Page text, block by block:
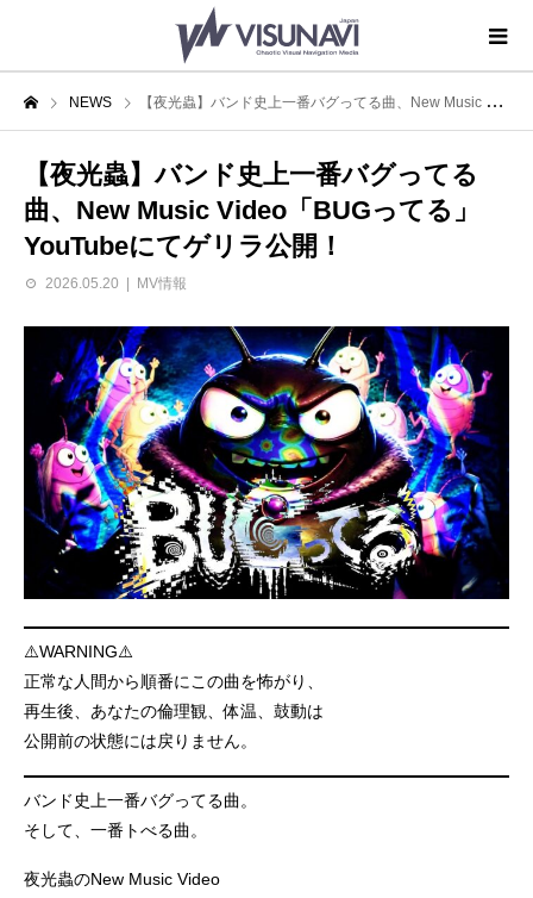
NEWS 【夜光蟲】バンド史上一番バグってる曲、New Music Video「BUGってる」YouTubeにてゲリラ公開！
【夜光蟲】バンド史上一番バグってる
曲、New Music Video「BUGってる」
YouTubeにてゲリラ公開！
2026.05.20 MV情報
⚠️WARNING⚠️
正常な人間から順番にこの曲を怖がり、
再生後、あなたの倫理観、体温、鼓動は
公開前の状態には戻りません。
バンド史上一番バグってる曲。
そして、一番トべる曲。
夜光蟲のNew Music Video